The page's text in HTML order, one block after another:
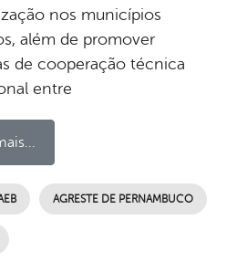
nos municípios
além de promover
de cooperação técnica
entre
AGRESTE DE PERNAMBUCO